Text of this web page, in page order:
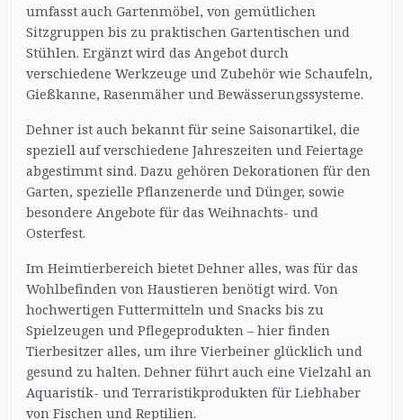
umfasst auch Gartenmöbel, von gemütlichen
Sitzgruppen bis zu praktischen Gartentischen und
Stühlen. Ergänzt wird das Angebot durch
verschiedene Werkzeuge und Zubehör wie Schaufeln,
Gießkanne, Rasenmäher und Bewässerungssysteme.
Dehner ist auch bekannt für seine Saisonartikel, die
speziell auf verschiedene Jahreszeiten und Feiertage
abgestimmt sind. Dazu gehören Dekorationen für den
Garten, spezielle Pflanzenerde und Dünger, sowie
besondere Angebote für das Weihnachts- und
Osterfest.
Im Heimtierbereich bietet Dehner alles, was für das
Wohlbefinden von Haustieren benötigt wird. Von
hochwertigen Futtermitteln und Snacks bis zu
Spielzeugen und Pflegeprodukten – hier finden
Tierbesitzer alles, um ihre Vierbeiner glücklich und
gesund zu halten. Dehner führt auch eine Vielzahl an
Aquaristik- und Terraristikprodukten für Liebhaber
von Fischen und Reptilien.